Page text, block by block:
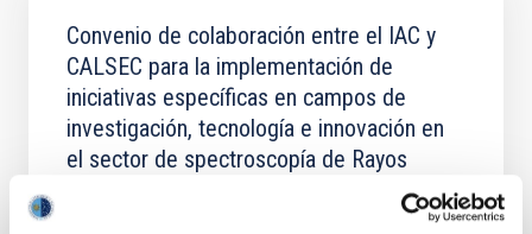
Convenio de colaboración entre el IAC y
CALSEC para la implementación de
iniciativas específicas en campos de
investigación, tecnología e innovación en
el sector de spectroscopía de Rayos